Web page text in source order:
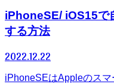
iPhoneSE/ iOS15で
する方法
2022.12.22
iPhoneSEはAppleのス